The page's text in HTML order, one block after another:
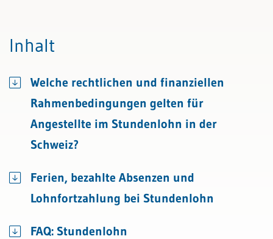
Inhalt
Welche rechtlichen und finanziellen
Rahmenbedingungen gelten für
Angestellte im Stundenlohn in der
Schweiz?
Ferien, bezahlte Absenzen und
Lohnfortzahlung bei Stundenlohn
FAQ: Stundenlohn